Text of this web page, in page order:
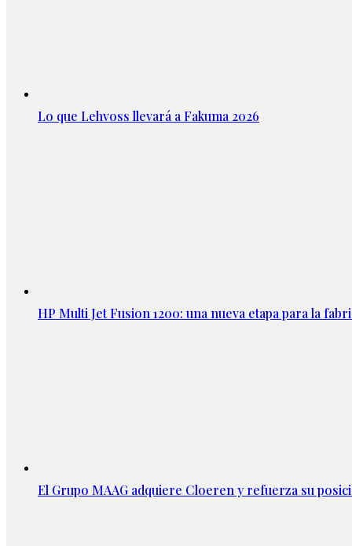
Lo que Lehvoss llevará a Fakuma 2026
HP Multi Jet Fusion 1200: una nueva etapa para la
El Grupo MAAG adquiere Cloeren y refuerza su